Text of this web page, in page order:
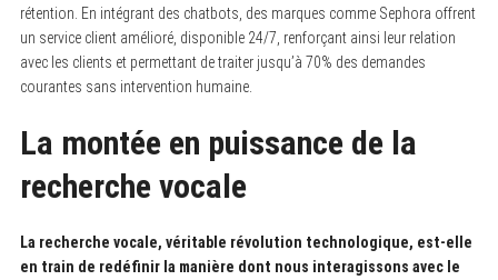
rétention. En intégrant des chatbots, des marques comme Sephora offrent
un service client amélioré, disponible 24/7, renforçant ainsi leur relation
avec les clients et permettant de traiter jusqu’à 70% des demandes
courantes sans intervention humaine.
La montée en puissance de la
recherche vocale
La recherche vocale, véritable révolution technologique, est-elle
en train de redéfinir la manière dont nous interagissons avec le